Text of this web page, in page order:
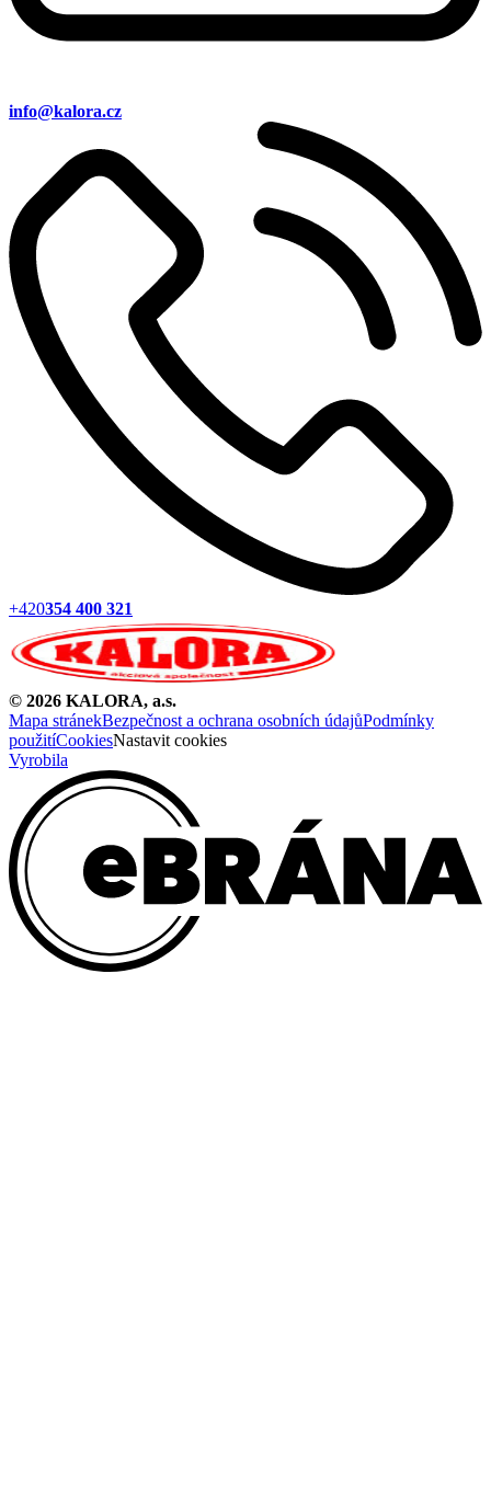
info@kalora.cz
+420354 400 321
© 2026 KALORA, a.s.
Mapa stránekBezpečnost a ochrana osobních údajůPodmínky
použitíCookiesNastavit cookies
Vyrobila